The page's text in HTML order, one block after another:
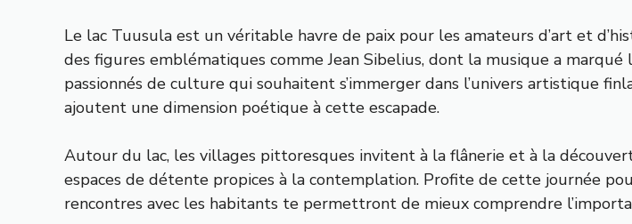
Le lac Tuusula est un véritable havre de paix pour les amateurs d’art et
des figures emblématiques comme Jean Sibelius, dont la musique a
passionnés de culture qui souhaitent s’immerger dans l’univers artistique
ajoutent une dimension poétique à cette escapade.
Autour du lac, les villages pittoresques invitent à la flânerie et à la
espaces de détente propices à la contemplation. Profite de cette journée
rencontres avec les habitants te permettront de mieux comprendre